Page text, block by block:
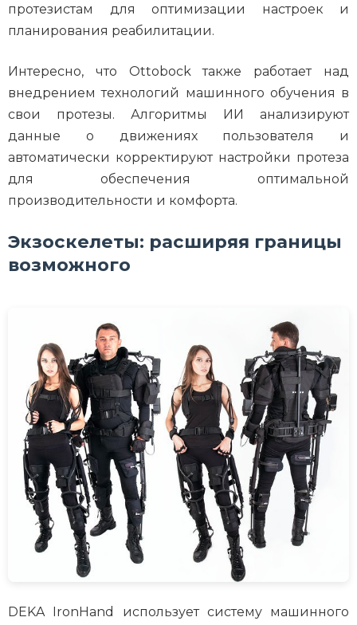
протезистам для оптимизации настроек и
планирования реабилитации.
Интересно, что Ottobock также работает над
внедрением технологий машинного обучения в
свои протезы. Алгоритмы ИИ анализируют
данные о движениях пользователя и
автоматически корректируют настройки протеза
для обеспечения оптимальной
производительности и комфорта.
Экзоскелеты: расширяя границы
возможного
DEKA IronHand использует систему машинного